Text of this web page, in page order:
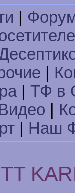
| ТФ в
Наш